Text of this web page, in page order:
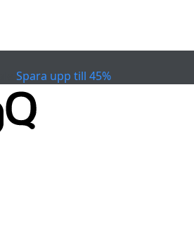
Spara upp till 45%